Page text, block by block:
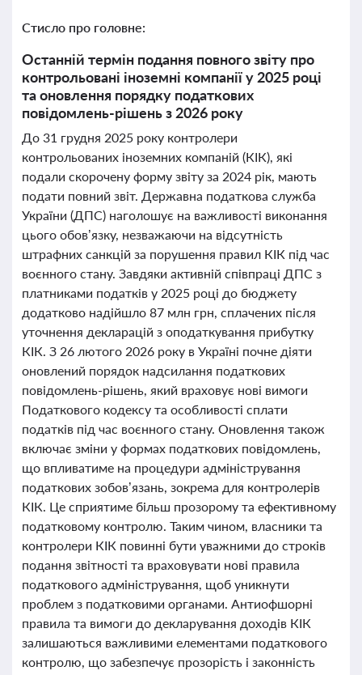
Стисло про головне:
Останній термін подання повного звіту про
контрольовані іноземні компанії у 2025 році
та оновлення порядку податкових
повідомлень-рішень з 2026 року
До 31 грудня 2025 року контролери
контрольованих іноземних компаній (КІК), які
подали скорочену форму звіту за 2024 рік, мають
подати повний звіт. Державна податкова служба
України (ДПС) наголошує на важливості виконання
цього обов’язку, незважаючи на відсутність
штрафних санкцій за порушення правил КІК під час
воєнного стану. Завдяки активній співпраці ДПС з
платниками податків у 2025 році до бюджету
додатково надійшло 87 млн грн, сплачених після
уточнення декларацій з оподаткування прибутку
КІК. З 26 лютого 2026 року в Україні почне діяти
оновлений порядок надсилання податкових
повідомлень-рішень, який враховує нові вимоги
Податкового кодексу та особливості сплати
податків під час воєнного стану. Оновлення також
включає зміни у формах податкових повідомлень,
що впливатиме на процедури адміністрування
податкових зобов’язань, зокрема для контролерів
КІК. Це сприятиме більш прозорому та ефективному
податковому контролю. Таким чином, власники та
контролери КІК повинні бути уважними до строків
подання звітності та враховувати нові правила
податкового адміністрування, щоб уникнути
проблем з податковими органами. Антиофшорні
правила та вимоги до декларування доходів КІК
залишаються важливими елементами податкового
контролю, що забезпечує прозорість і законність